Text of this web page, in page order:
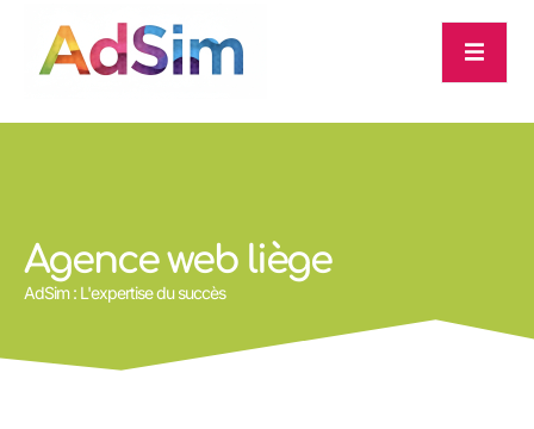
Agence web liège
AdSim : L'expertise du succès